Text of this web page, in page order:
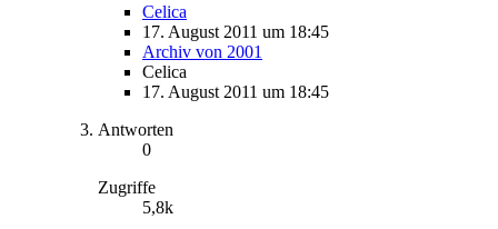
Celica
17. August 2011 um 18:45
Archiv von 2001
Celica
17. August 2011 um 18:45
Antworten
0
Zugriffe
5,8k